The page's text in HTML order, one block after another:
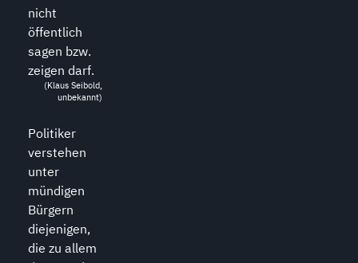
nicht
öffentlich
sagen bzw.
zeigen darf.
(Klaus Seibold,
unbekannt)
Politiker
verstehen
unter
mündigen
Bürgern
diejenigen,
die zu allem